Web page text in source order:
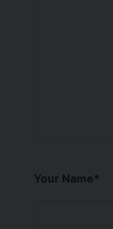
Your Name*